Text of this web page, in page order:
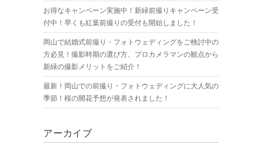
お得なキャンペーン実施中！新緑前撮りキャンペーン受
付中！早くも紅葉前撮りの受付も開始しました！
岡山で結婚式前撮り・フォトウェディングをご検討中の
方必見！撮影時期の選び方、プロカメラマンの観点から
新緑の撮影メリットをご紹介！
最新！岡山での前撮り・フォトウェディングに大人気の
季節！桜の開花予想が発表されました！
アーカイブ